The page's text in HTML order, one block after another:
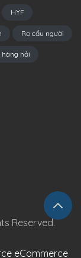
HYF
Rọ cẩu người
hải
Reserved.
eCommerce